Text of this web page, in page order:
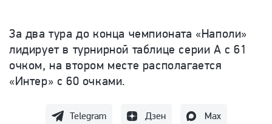
За два тура до конца чемпионата «Наполи»
лидирует в турнирной таблице серии А с 61
очком, на втором месте располагается
«Интер» с 60 очками.
Telegram Дзен Max